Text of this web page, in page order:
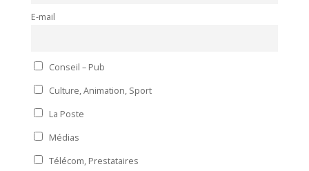
E-mail
Conseil – Pub
Culture, Animation, Sport
La Poste
Médias
Télécom, Prestataires